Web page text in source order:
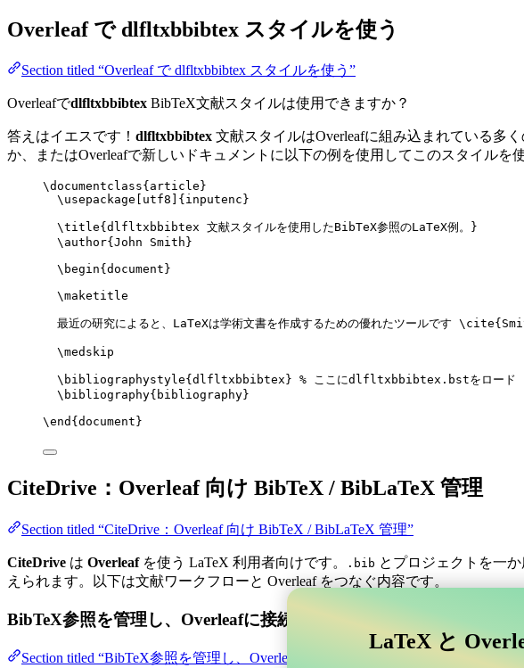
Overleaf で dlfltxbbibtex スタイルを使う
Section titled “Overleaf で dlfltxbbibtex スタイルを使う”
Overleafでdlfltxbbibtex BibTeX文献スタイルは使用できますか？
答えはイエスです！ dlfltxbbibtex 文献スタイルはOverleafに組み込まれている多
か、またはOverleafで新しいドキュメントに以下の例を使用してこのスタイルを
\documentclass{ article }
\usepackage
utf8 ]{ inputenc }
\title{dlfltxbbibtex 文献スタイルを使用したBibTeX参照のLaTeX例。}
\author{John Smith}
\begin{ document }
\maketitle
最近の研究によると、LaTeXは学術文書を作成するための優れたツールです \cite{
\medskip
\bibliographystyle{dlfltxbbibtex} % ここにdlfltxbbibtex.bstをロード
\bibliography{bibliography}
\end { document }
CiteDrive：Overleaf 向け BibTeX / BibLaTeX 管理
Section titled “CiteDrive：Overleaf 向け BibTeX / BibLaTeX 管理”
CiteDrive は Overleafを使う LaTeX 利用者向けです。 .bib とプロジェクトを一
えられます。以下は文献ワークフローと Overleaf をつなぐ内容です。
BibTeX参照を管理し、Overleafに接続するコラボレーティブなオン
Section titled “BibTeX参照を管理し、Overleafに接続するコラボレーティブなオ
LaTeX と